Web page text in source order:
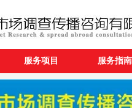
服务项目 服务指南